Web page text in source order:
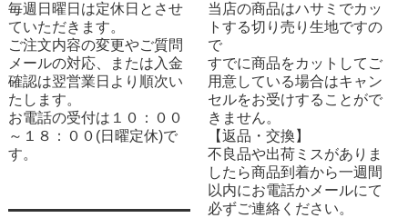
毎週日曜日は定休日とさせ
ていただきます。
ご注文内容の変更やご質問
メールの対応、または入金
確認は翌営業日より順次い
たします。
お電話の受付は１０：００
～１８：００(日曜定休)で
す。
当店の商品はハサミでカッ
トする切り売り生地ですの
で
すでに商品をカットしてご
用意している場合はキャン
セルをお受けすることがで
きません。
【返品・交換】
不良品や出荷ミスがありま
したら商品到着から一週間
以内にお電話かメールにて
必ずご連絡ください。